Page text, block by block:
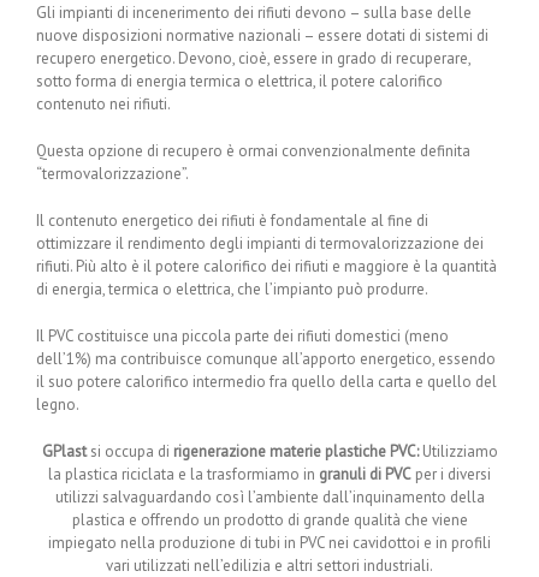
Gli impianti di incenerimento dei rifiuti devono – sulla base delle
nuove disposizioni normative nazionali – essere dotati di sistemi di
recupero energetico. Devono, cioè, essere in grado di recuperare,
sotto forma di energia termica o elettrica, il potere calorifico
contenuto nei rifiuti.
Questa opzione di recupero è ormai convenzionalmente definita
“termovalorizzazione”.
Il contenuto energetico dei rifiuti è fondamentale al fine di
ottimizzare il rendimento degli impianti di termovalorizzazione dei
rifiuti. Più alto è il potere calorifico dei rifiuti e maggiore è la quantità
di energia, termica o elettrica, che l’impianto può produrre.
Il PVC costituisce una piccola parte dei rifiuti domestici (meno
dell’1%) ma contribuisce comunque all’apporto energetico, essendo
il suo potere calorifico intermedio fra quello della carta e quello del
legno.
GPlastsi occupa di rigenerazione materie plastiche PVC:Utilizziamo
la plastica riciclata e la trasformiamo in granuli di PVC per i diversi
utilizzi salvaguardando così l’ambiente dall’inquinamento della
plastica e offrendo un prodotto di grande qualità che viene
impiegato nella produzione di tubi in PVC nei cavidottoi e in profili
vari utilizzati nell’edilizia e altri settori industriali.